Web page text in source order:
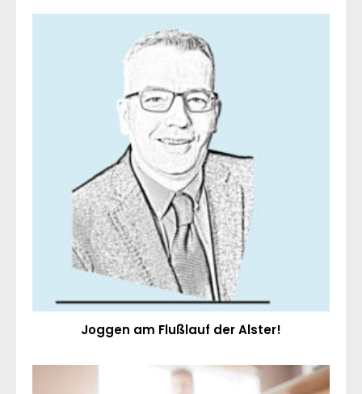
Joggen am Flußlauf der Alster!